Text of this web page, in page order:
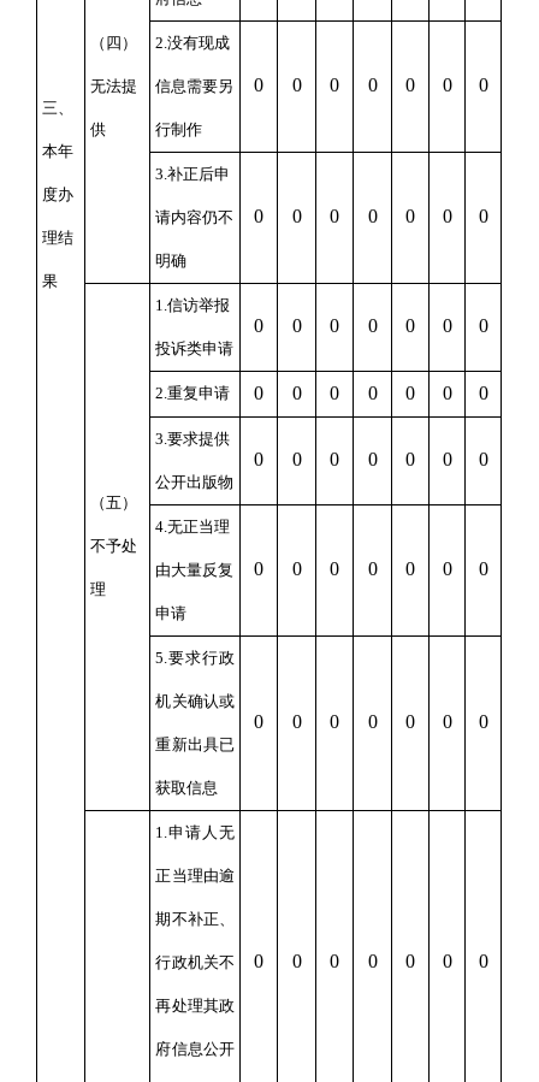
三、
本年
度办
理结
果
（四）
无法提
供
2.没有现成
信息需要另
行制作
0 0 0 0 0 0 0
3.补正后申
请内容仍不
明确
0 0 0 0 0 0 0
（五）
不予处
理
1.信访举报
投诉类申请
0 0 0 0 0 0 0
2.重复申请 0 0 0 0 0 0 0
3.要求提供
公开出版物
0 0 0 0 0 0 0
4.无正当理
由大量反复
申请
0 0 0 0 0 0 0
5.要求行政
机关确认或
重新出具已
获取信息
0 0 0 0 0 0 0
1.申请人无
正当理由逾
期不补正、
行政机关不
再处理其政
府信息公开
0 0 0 0 0 0 0